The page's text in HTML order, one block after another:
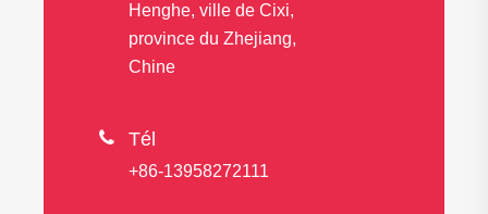
Henghe, ville de Cixi,
province du Zhejiang,
Chine
 Tél
+86-13958272111